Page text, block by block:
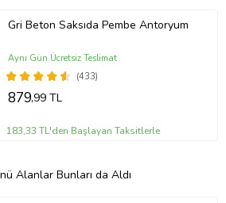
Gri Beton Saksıda Pembe Antoryum
(433)
Aynı Gün Ücretsiz Teslimat
879,99 TL
183,33 TL'den Başlayan Taksitlerle
Alanlar Bunları da Aldı